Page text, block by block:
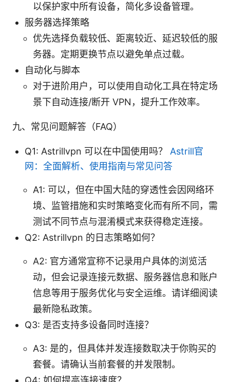
以保护家中所有设备，简化多设备管理。
服务器选择策略
优先选择负载较低、距离较近、延迟较低的服
务器。定期更换节点以避免单点过载。
自动化与脚本
对于进阶用户，可以使用自动化工具在特定场
景下自动连接/断开 VPN，提升工作效率。
九、常见问题解答（FAQ）
Q1: Astrillvpn 可以在中国使用吗？ Astrill官
网：全面解析、使用指南与常见问答
A1: 可以，但在中国大陆的穿透性会因网络环
境、监管措施和实时策略变化而有所不同，需
测试不同节点与混淆模式来获得稳定连接。
Q2: Astrillvpn 的日志策略如何？
A2: 官方通常宣称不记录用户具体的浏览活
动，但会记录连接元数据、服务器信息和账户
信息等用于服务优化与安全运维。请详细阅读
最新隐私政策。
Q3: 是否支持多设备同时连接？
A3: 是的，但具体并发连接数取决于你购买的
套餐。请确认当前套餐的并发限制。